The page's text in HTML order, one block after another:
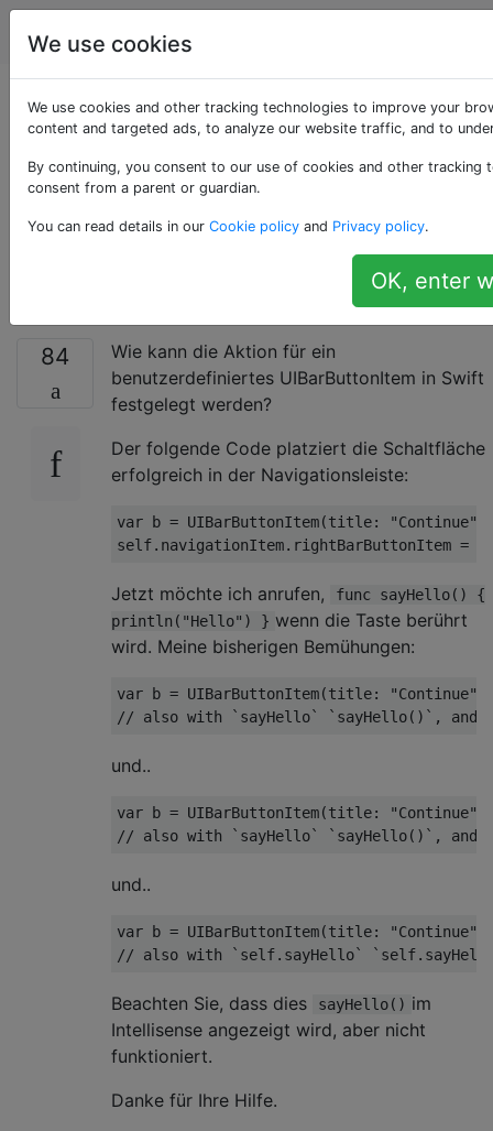
Programmierung
So legen Sie die
Aktion für ein
UIBarButtonItem in
84
Wie kann die Aktion für ein
benutzerdefiniertes UIBarButtonItem in Swift
festgelegt werden?
Der folgende Code platziert die Schaltfläche
erfolgreich in der Navigationsleiste:
var b = UIBarButtonItem(title: "Continue"
self. navigationItem. rightBarButtonItem =
Jetzt möchte ich anrufen,
func sayHello() {
println("Hello") } wenn die Taste berührt
wird. Meine bisherigen Bemühungen:
var b = UIBarButtonItem(title: "Continue"
// also with ` sayHello` ` sayHello()`, and
und..
var b = UIBarButtonItem(title: "Continue"
// also with ` sayHello` ` sayHello()`, and
und..
var b = UIBarButtonItem(title: "Continue"
// also with ` self. sayHello` ` self.
Beachten Sie, dass dies sayHello() im
Intellisense angezeigt wird, aber nicht
funktioniert.
Danke für Ihre Hilfe.
We use cookies
We use cookies and other tracking technologies to improve your
content and targeted ads, to analyze our website traffic, and to
By continuing, you consent to our use of cookies and other
consent from a parent or guardian.
You can read details in our Cookie policy and Privacy policy.
OK, enter